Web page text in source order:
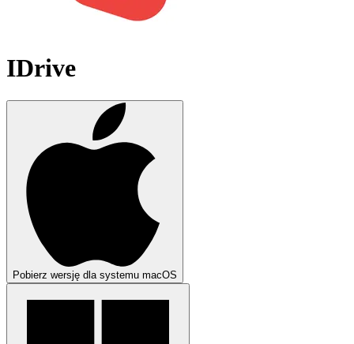
IDrive
Pobierz wersję dla systemu macOS